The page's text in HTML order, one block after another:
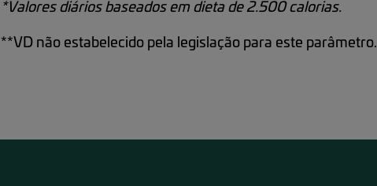
*Valores diários baseados em dieta de 2.500 calorias.
**VD não estabelecido pela legislação para este parâmetro.